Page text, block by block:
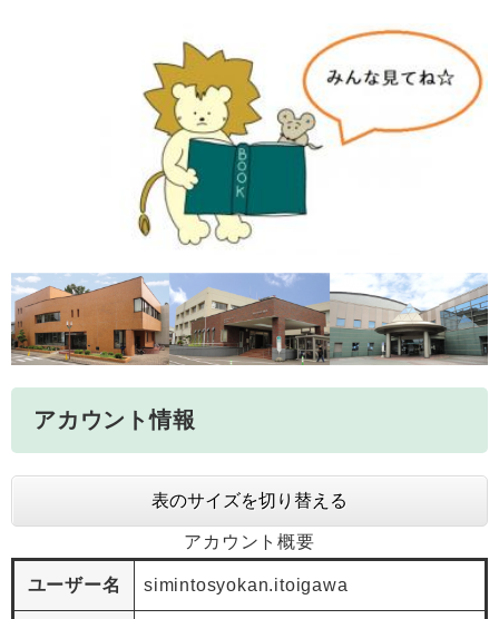
アカウント情報
表のサイズを切り替える
アカウント概要
ユーザー名 simintosyokan.itoigawa